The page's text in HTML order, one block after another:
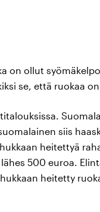
on ollut
se, että ruokaa
siis
heitettyä
500 euroa.
heitetty